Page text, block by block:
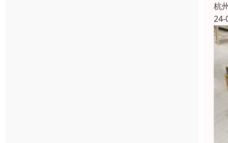
杭
24-